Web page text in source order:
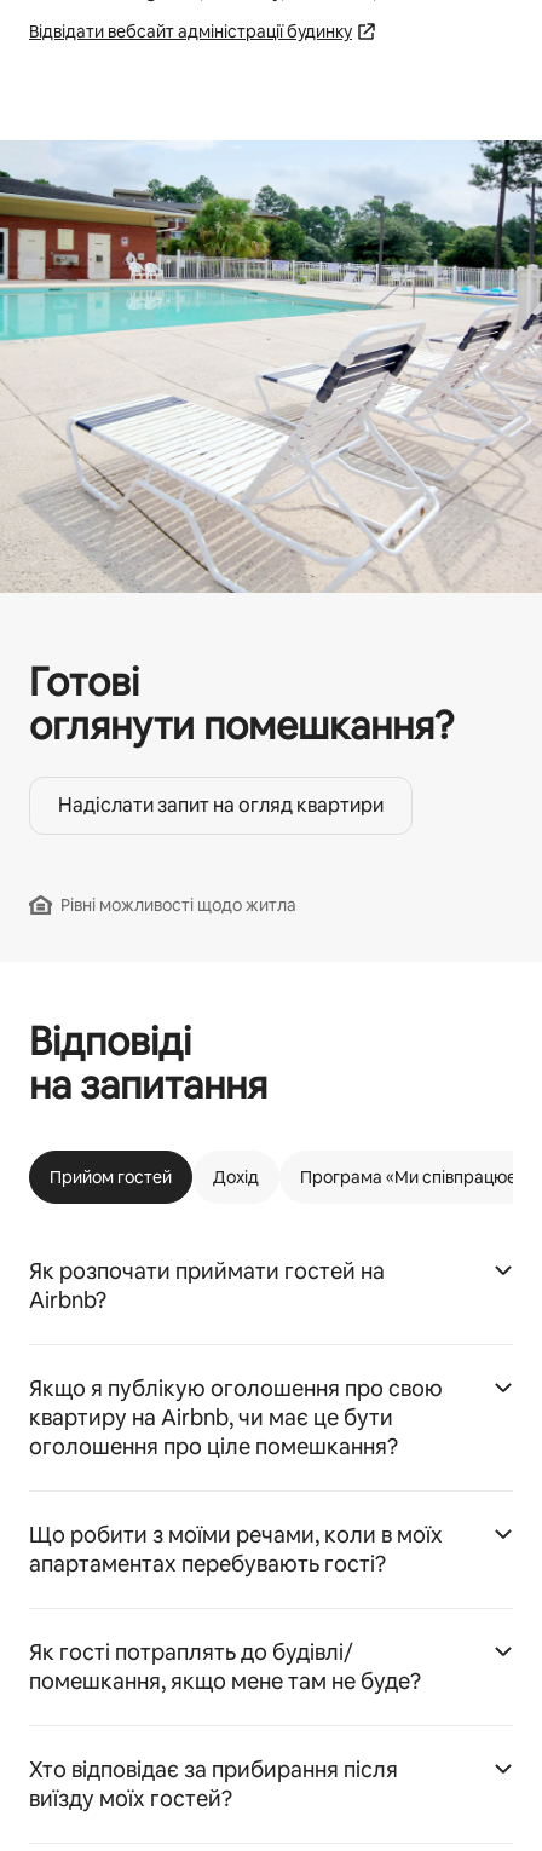
Відвідати вебсайт адміністрації будинку
Готові
оглянути помешкання?
Надіслати запит на огляд квартири
Рівні можливості щодо житла
Відповіді
на запитання
Прийом гостей Дохід Програма «Ми співпрацюємо
Як розпочати приймати гостей на
Airbnb?
Якщо я публікую оголошення про свою
квартиру на Airbnb, чи має це бути
оголошення про ціле помешкання?
Що робити з моїми речами, коли в моїх
апартаментах перебувають гості?
Як гості потраплять до будівлі/
помешкання, якщо мене там не буде?
Хто відповідає за прибирання після
виїзду моїх гостей?